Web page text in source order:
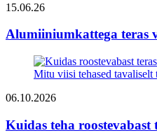
15.06.26
Alumiiniumkattega teras
06.10.2026
Kuidas teha roostevabast